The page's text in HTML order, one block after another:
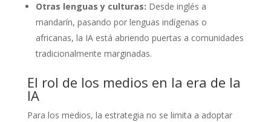
Otras lenguas y culturas: Desde inglés a
mandarín, pasando por lenguas indígenas o
africanas, la IA está abriendo puertas a comunidades
tradicionalmente marginadas.
El rol de los medios en la era de la
IA
Para los medios, la estrategia no se limita a adoptar